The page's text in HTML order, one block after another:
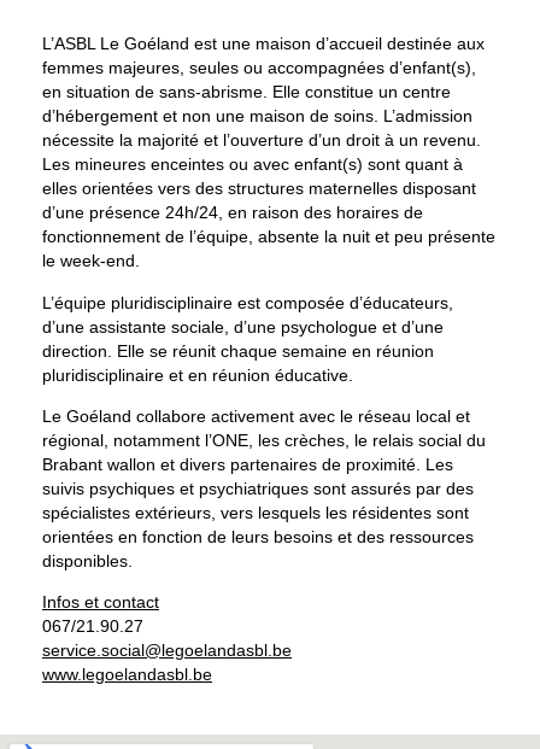
L’ASBL Le Goéland est une maison d’accueil destinée aux
femmes majeures, seules ou accompagnées d’enfant(s),
en situation de sans-abrisme. Elle constitue un centre
d’hébergement et non une maison de soins. L’admission
nécessite la majorité et l’ouverture d’un droit à un revenu.
Les mineures enceintes ou avec enfant(s) sont quant à
elles orientées vers des structures maternelles disposant
d’une présence 24h/24, en raison des horaires de
fonctionnement de l’équipe, absente la nuit et peu présente
le week-end.
L’équipe pluridisciplinaire est composée d’éducateurs,
d’une assistante sociale, d’une psychologue et d’une
direction. Elle se réunit chaque semaine en réunion
pluridisciplinaire et en réunion éducative.
Le Goéland collabore activement avec le réseau local et
régional, notamment l’ONE, les crèches, le relais social du
Brabant wallon et divers partenaires de proximité. Les
suivis psychiques et psychiatriques sont assurés par des
spécialistes extérieurs, vers lesquels les résidentes sont
orientées en fonction de leurs besoins et des ressources
disponibles.
Infos et contact
067/21.90.27
service.social@legoelandasbl.be
www.legoelandasbl.be